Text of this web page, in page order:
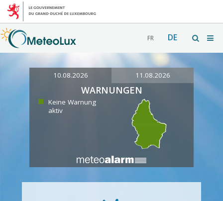
FR DE
10.08.2026 11.08.2026
WARNUNGEN
Keine Warnung
aktiv